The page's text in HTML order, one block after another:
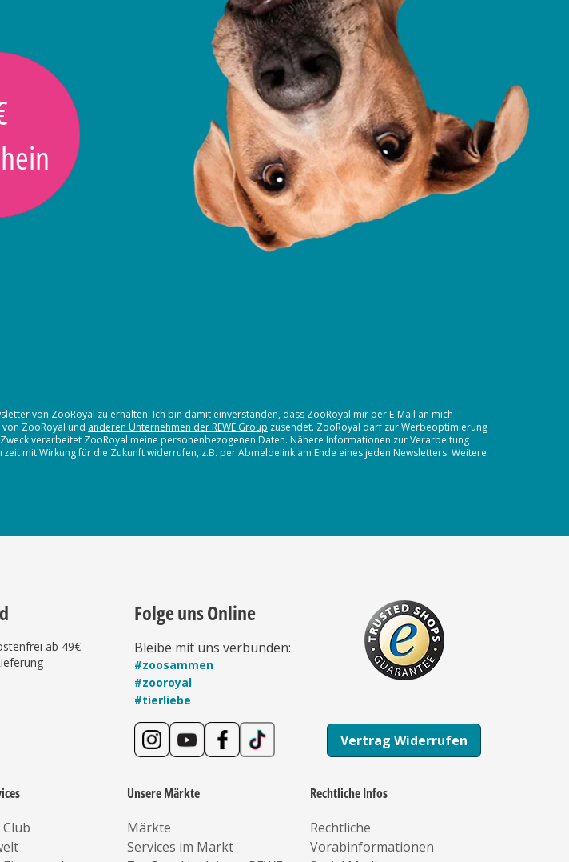
von ZooRoyal zu erhalten. Ich bin damit einverstanden, dass ZooRoyal mir per E-Mail an mich
ZooRoyal und anderen Unternehmen der REWE Group zusendet. ZooRoyal darf zur Werbeoptimierung
verarbeitet ZooRoyal meine personenbezogenen Daten. Nähere Informationen zur Verarbeitung
mit Wirkung für die Zukunft widerrufen, z.B. per Abmeldelink am Ende eines jeden Newsletters. Weitere
ab 49€
Folge uns Online
Bleibe mit uns verbunden:
#zoosammen
#zooroyal
#tierliebe
Vertrag Widerrufen
Unsere Märkte
Märkte
Services im Markt
Rechtliche Infos
Rechtliche
Vorabinformationen